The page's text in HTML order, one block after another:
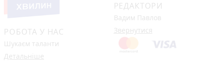
РОБОТА У НАС
Шукаєм таланти
Детальніше
РЕДАКТОРИ
Вадим Павлов
Звернутися